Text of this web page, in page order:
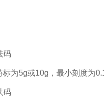
码
标为5g或10g，最小刻度为
码